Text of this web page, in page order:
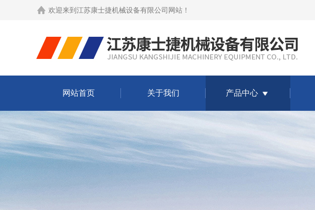
欢迎来到 江苏康士捷机械设备有限公司网站 ！
网站首页 关于我们 产品中心